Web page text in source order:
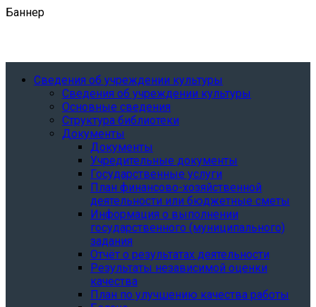
Баннер
Сведения об учреждении культуры
Сведения об учреждении культуры
Основные сведения
Структура библиотеки
Документы
Документы
Учредительные документы
Государственные услуги
План финансово-хозяйственной
деятельности или бюджетные сметы
Информация о выполнении
государственного (муниципального)
задания
Отчёт о результатах деятельности
Результаты независимой оценки
качества
План по улучшению качества работы